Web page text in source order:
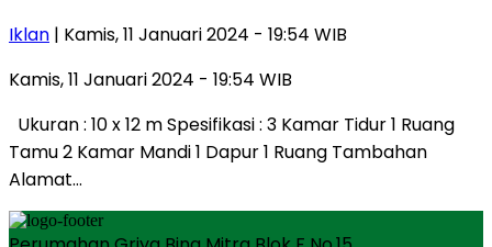
Iklan | Kamis, 11 Januari 2024 - 19:54 WIB
Kamis, 11 Januari 2024 - 19:54 WIB
Ukuran : 10 x 12 m Spesifikasi : 3 Kamar Tidur 1 Ruang
Tamu 2 Kamar Mandi 1 Dapur 1 Ruang Tambahan
Alamat…